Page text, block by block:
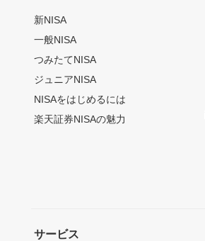
新NISA
一般NISA
つみたてNISA
ジュニアNISA
NISAをはじめるには
楽天証券NISAの魅力
サービス